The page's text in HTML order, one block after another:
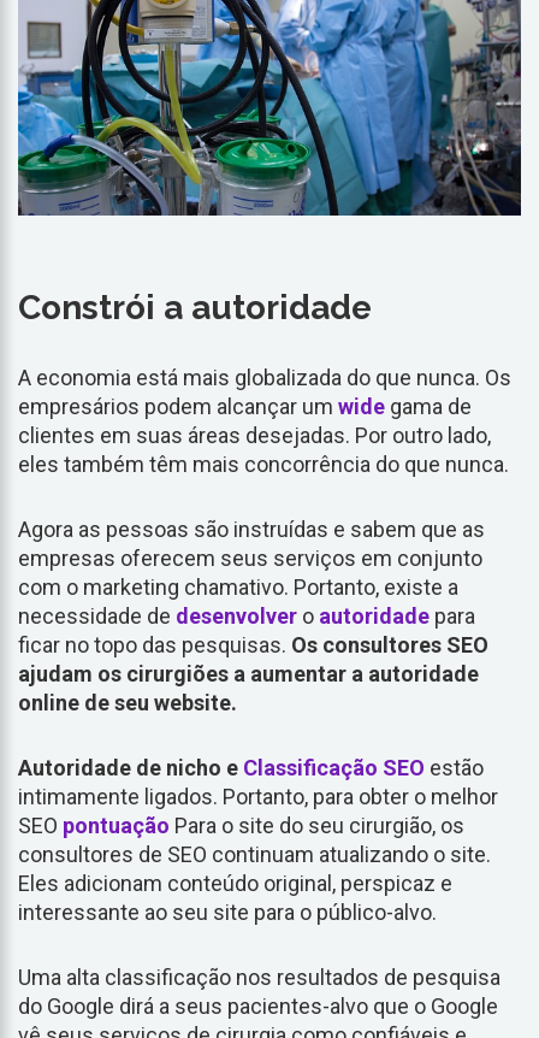
Constrói a autoridade
A economia está mais globalizada do que nunca. Os
empresários podem alcançar um wide gama de
clientes em suas áreas desejadas. Por outro lado,
eles também têm mais concorrência do que nunca.
Agora as pessoas são instruídas e sabem que as
empresas oferecem seus serviços em conjunto
com o marketing chamativo. Portanto, existe a
necessidade de desenvolver o autoridade para
ficar no topo das pesquisas. Os consultores SEO
ajudam os cirurgiões a aumentar a autoridade
online de seu website.
Autoridade de nicho e Classificação SEO estão
intimamente ligados. Portanto, para obter o melhor
SEO pontuação Para o site do seu cirurgião, os
consultores de SEO continuam atualizando o site.
Eles adicionam conteúdo original, perspicaz e
interessante ao seu site para o público-alvo.
Uma alta classificação nos resultados de pesquisa
do Google dirá a seus pacientes-alvo que o Google